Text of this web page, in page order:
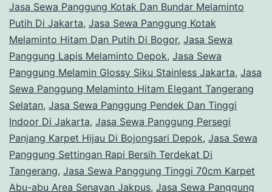
Jasa Sewa Panggung Kotak Dan Bundar Melaminto
Putih Di Jakarta, Jasa Sewa Panggung Kotak
Melaminto Hitam Dan Putih Di Bogor, Jasa Sewa
Panggung Lapis Melaminto Depok, Jasa Sewa
Panggung Melamin Glossy Siku Stainless Jakarta, Jasa
Sewa Panggung Melaminto Hitam Elegant Tangerang
Selatan, Jasa Sewa Panggung Pendek Dan Tinggi
Indoor Di Jakarta, Jasa Sewa Panggung Persegi
Panjang Karpet Hijau Di Bojongsari Depok, Jasa Sewa
Panggung Settingan Rapi Bersih Terdekat Di
Tangerang, Jasa Sewa Panggung Tinggi 70cm Karpet
Abu-abu Area Senayan Jakpus, Jasa Sewa Panggung